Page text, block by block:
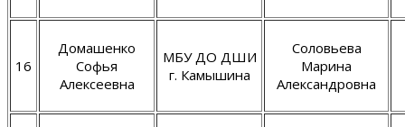
16
Домашенко
Софья
Алексеевна
МБУ ДО ДШИ
г. Камышина
Соловьева
Марина
Александровна